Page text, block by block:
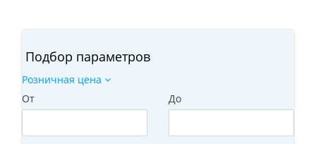
Подбор параметров
Розничная цена
От
До